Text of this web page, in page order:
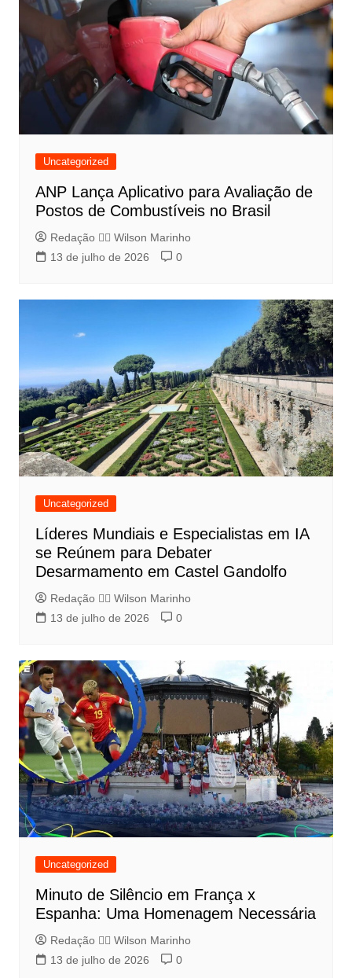
Uncategorized
ANP Lança Aplicativo para Avaliação de
Postos de Combustíveis no Brasil
Redação 👨‍⚖️​ Wilson Marinho
13 de julho de 2026
0
Uncategorized
Líderes Mundiais e Especialistas em IA
se Reúnem para Debater
Desarmamento em Castel Gandolfo
Redação 👨‍⚖️​ Wilson Marinho
13 de julho de 2026
0
Uncategorized
Minuto de Silêncio em França x
Espanha: Uma Homenagem Necessária
Redação 👨‍⚖️​ Wilson Marinho
13 de julho de 2026
0